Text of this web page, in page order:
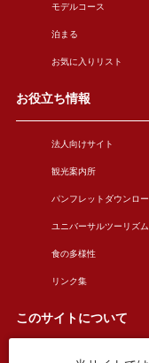
モデルコース
泊まる
お気に入りリスト
お役立ち情報
法人向けサイト
観光案内所
パンフレットダウンロ
ユニバーサルツーリズム
食の多様性
リンク集
このサイトについて